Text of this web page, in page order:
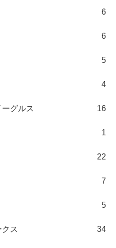
6
6
5
4
グルス 16
1
22
7
5
ス 34